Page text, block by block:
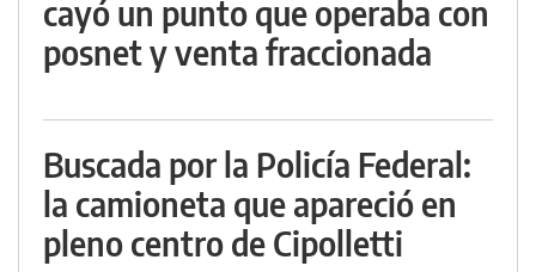
cayó un punto que operaba con
posnet y venta fraccionada
Buscada por la Policía Federal:
la camioneta que apareció en
pleno centro de Cipolletti